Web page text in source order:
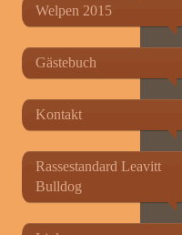
Welpen 2015
Gästebuch
Kontakt
Rassestandard Leavitt
Bulldog